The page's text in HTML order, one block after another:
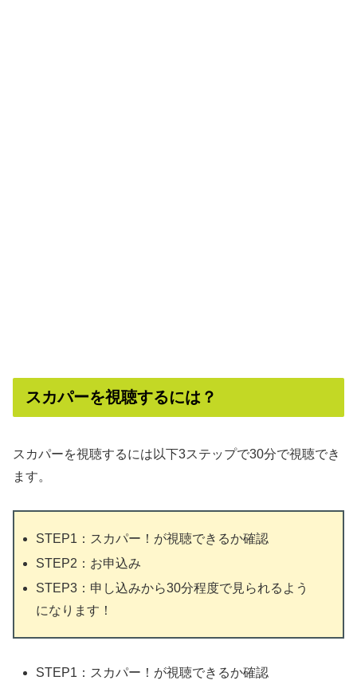
スカパーを視聴するには？
スカパーを視聴するには以下3ステップで30分で視聴でき
ます。
STEP1：スカパー！が視聴できるか確認
STEP2：お申込み
STEP3：申し込みから30分程度で見られるよう
になります！
STEP1：スカパー！が視聴できるか確認